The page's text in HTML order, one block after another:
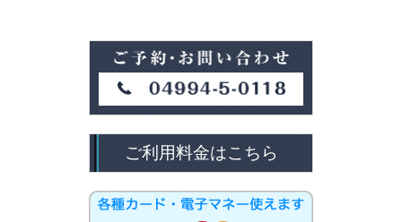
ご利用料金はこちら